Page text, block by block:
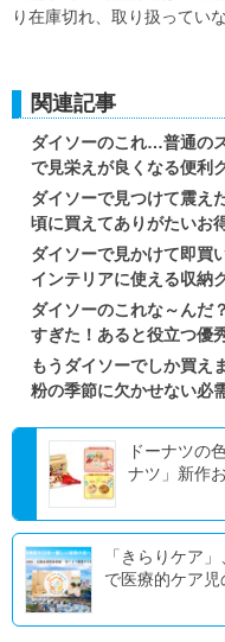
り在庫切れ、取り扱ってい
関連記事
ダイソーのこれ…普通の
で見栄えが良くなる便利
ダイソーで見つけて震え
頃に買えてありがたいお
ダイソーで見かけて即買
インテリアに使える収納
ダイソーのこれな～んだ
すぎた！あると役立つ優
もうダイソーでしか買え
粉の季節に欠かせない必
ドーナツの
ナツ」新作
「きらりケア
で医療的ケア児